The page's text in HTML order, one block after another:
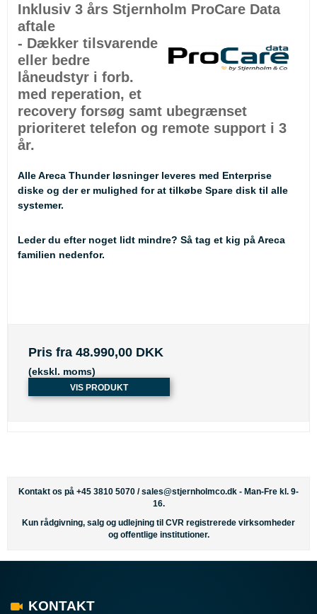
Inklusiv 3 års Stjernholm ProCare Data
aftale
- Dækker tilsvarende
eller bedre
låneudstyr i forb.
med reperation, et
recovery forsøg samt ubegrænset
prioriteret telefon og remote support i 3
år.
Alle Areca Thunder løsninger leveres med Enterprise
diske og der er mulighed for at tilkøbe Spare disk til alle
systemer.
Leder du efter noget lidt mindre? Så tag et kig på Areca
familien nedenfor.
Pris fra 48.990,00 DKK
(ekskl. moms)
VIS PRODUKT
Kontakt os på +45 3810 5070 /sales@stjernholmco.dk - Man-Fre kl. 9-
16.
Kun rådgivning, salg og udlejning til CVR registrerede virksomheder
og offentlige institutioner.
KONTAKT